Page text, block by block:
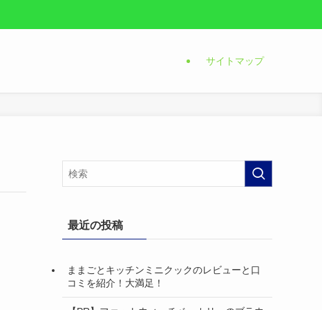
サイトマップ
最近の投稿
ままごとキッチンミニクックのレビューと口
コミを紹介！大満足！